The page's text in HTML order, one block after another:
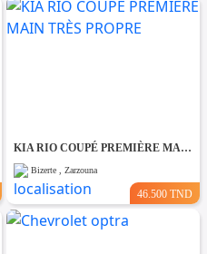
KIA RIO COUPÉ PREMIÈRE MAIN TRÈS PROPRE
Bizerte , Zarzouna
46.500 TND